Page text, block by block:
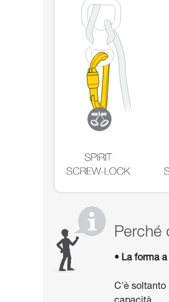
Perché
• La forma a
C'è soltanto